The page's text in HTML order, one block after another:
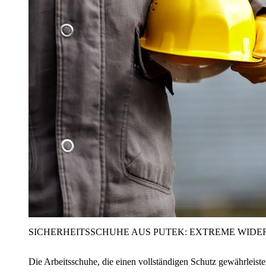
SICHERHEITSSCHUHE AUS PUTEK: EXTREME
Die Arbeitsschuhe, die einen vollständigen Schutz